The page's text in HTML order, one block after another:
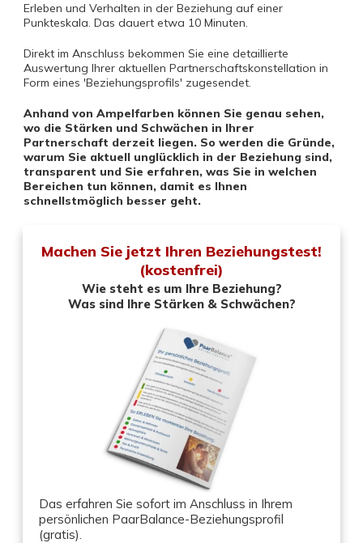
Erleben und Verhalten in der Beziehung auf einer
Punkteskala. Das dauert etwa 10 Minuten.
Direkt im Anschluss bekommen Sie eine detaillierte
Auswertung Ihrer aktuellen Partnerschaftskonstellation in
Form eines 'Beziehungsprofils' zugesendet.
Anhand von Ampelfarben können Sie genau sehen,
wo die Stärken und Schwächen in Ihrer
Partnerschaft derzeit liegen. So werden die Gründe,
warum Sie aktuell unglücklich in der Beziehung sind,
transparent und Sie erfahren, was Sie in welchen
Bereichen tun können, damit es Ihnen
schnellstmöglich besser geht.
Machen Sie jetzt Ihren Beziehungstest!
(kostenfrei)
Wie steht es um Ihre Beziehung?
Was sind Ihre Stärken & Schwächen?
Das erfahren Sie sofort im Anschluss in Ihrem
persönlichen PaarBalance-Beziehungsprofil
(gratis).